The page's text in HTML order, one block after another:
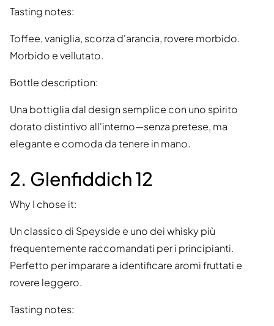
Tasting notes:
Toffee, vaniglia, scorza d'arancia, rovere morbido.
Morbido e vellutato.
Bottle description:
Una bottiglia dal design semplice con uno spirito
dorato distintivo all'interno—senza pretese, ma
elegante e comoda da tenere in mano.
2. Glenfiddich 12
Why I chose it:
Un classico di Speyside e uno dei whisky più
frequentemente raccomandati per i principianti.
Perfetto per imparare a identificare aromi fruttati e
rovere leggero.
Tasting notes: